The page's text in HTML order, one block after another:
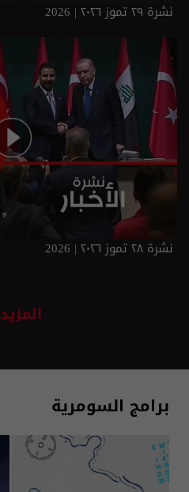
نشرة ٢٩ تموز ٢٠٢٦ | 2026
نشرة ٢٨ تموز ٢٠٢٦ | 2026
المزيد
برامج السومرية